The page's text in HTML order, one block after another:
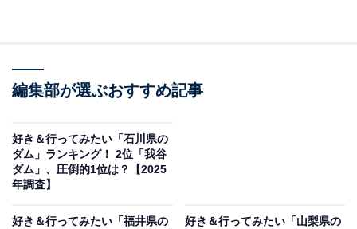
に身をゆだねる。そんな体験を求める人にとって、ここ
は特別な場所です。
回答者からは「奥只見丸山スキー場に春スキーに行く
と、帰りに寄る場所です。周りが山で、もうすぐ本格的
な春だなあ、と感慨にふける風景です」（60代男性／新
潟県）、「日本有数の貯水量を誇る巨大ダム。発電能力
編集部が選ぶおすすめ記事
好き＆行ってみたい「石川県の
ダム」ランキング！ 2位「我谷
ダム」、圧倒的1位は？【2025
年調査】
好き＆行ってみたい「福井県の
好き＆行ってみたい「山梨県の